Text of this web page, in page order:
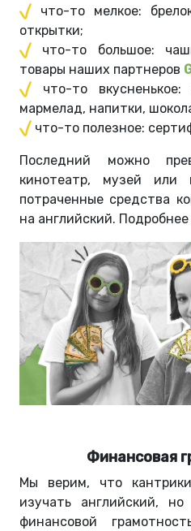
что-то мелкое:
открытки;
что-то большое:
товары наших партнеров
что-то
мармелад, напитки,
что-то полезное:
Последний можно
кинотеатр, музей или
потраченные средства
на английский.
Финансовая
Мы верим, что
изучать английский,
финансовой